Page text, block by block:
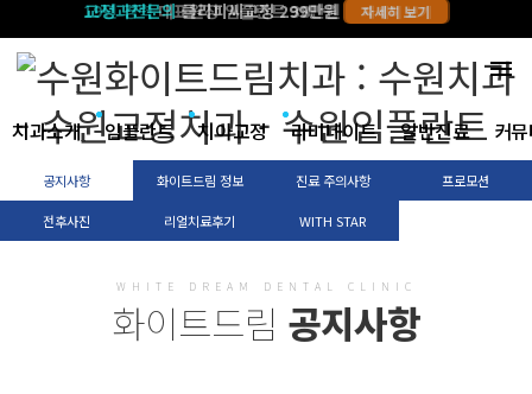
19년 경력대표원장 임플란트 38만원 자세히 보기
교정과전문의클리피씨교정 299만원 자세히 보기
menu
치과소개 임플란트 치아교정 라미네이트 일반진료 커
공지사항 화이트드림 정보 진료 주의사항 프로모션
전후사진 리얼치료후기 WITH STAR
WHITE DREAM DENTAL CLINIC
화이트드림 공지사항